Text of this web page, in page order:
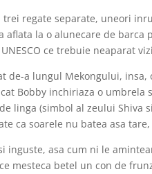
regate separate, uneori
la o alunecare de barca
ce trebuie neaparat
a lungul Mekongului,
Bobby inchiriaza o
linga (simbol al zeului Shiva
ca soarele nu batea asa
inguste, asa cum ni le
mesteca betel un con de